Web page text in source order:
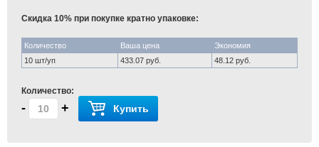
Скидка 10% при покупке кратно упаковке:
Количество Ваша цена
Экономия
10 шт/уп
433.07 руб. 48.12 руб.
Количество:
- + Купить